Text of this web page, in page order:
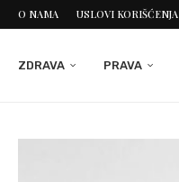
O NAMA USLOVI KORIŠĆENJA
ZDRAVA PRAVA